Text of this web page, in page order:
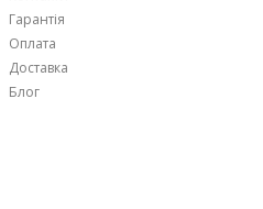
Гарантія
Оплата
Доставка
Блог